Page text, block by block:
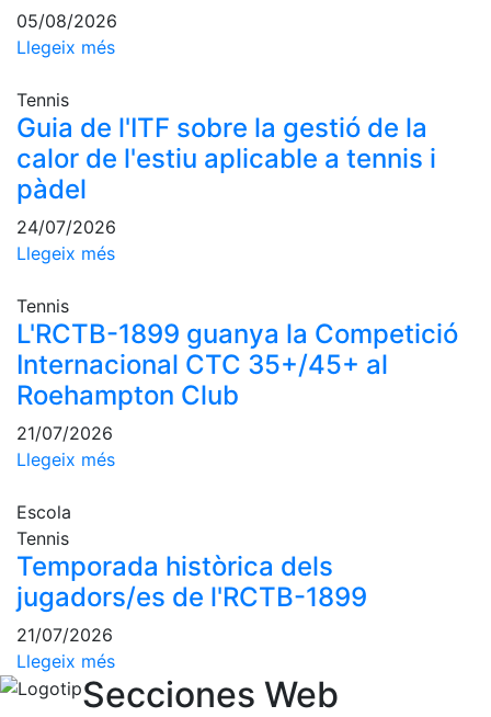
Quadre
d'Honor
del
Campionat
Social
Normativa
Altres esports
Àrea social
Activitats
Socials
Sortides
culturals
Conferències
Inspirational
Talks
Calendari
d'Activitats
Socials
Jocs de taula
Penyes del
Club
05/08/2026
Llegeix més
Tennis
Guia de l'ITF sobre la gestió de la
calor de l'estiu aplicable a tennis i
pàdel
24/07/2026
Llegeix més
Tennis
L'RCTB-1899 guanya la Competició
Internacional CTC 35+/45+ al
Roehampton Club
21/07/2026
Llegeix més
Escola
Tennis
Temporada històrica dels
jugadors/es de l'RCTB-1899
21/07/2026
Llegeix més
Secciones Web